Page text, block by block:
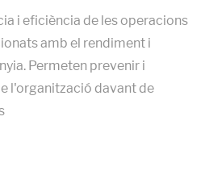
i eficiència de les operacions
amb el rendiment i
Permeten prevenir i
l'organització davant de